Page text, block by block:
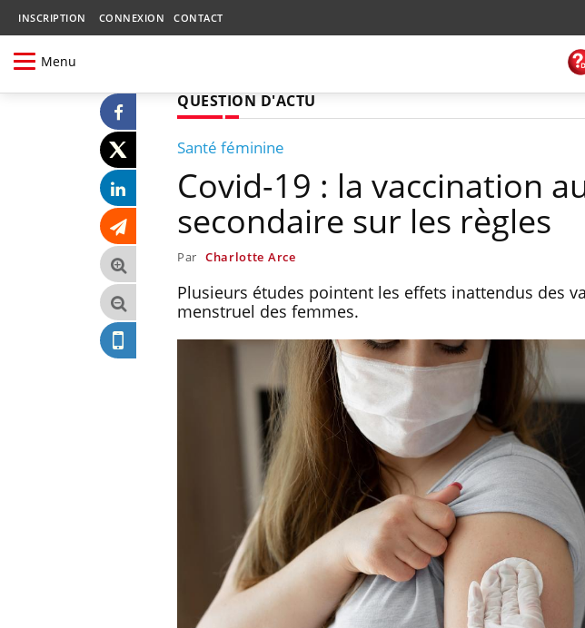
INSCRIPTION CONNEXION CONTACT
Menu
QUESTION D'ACTU
Santé féminine
Covid-19 : la vaccination
secondaire sur les règles
Par Charlotte Arce
Plusieurs études pointent les effets inattendus des
menstruel des femmes.